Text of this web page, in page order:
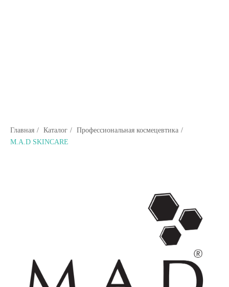
Главная / Каталог / Профессиональная космецевтика /
M.A.D SKINCARE